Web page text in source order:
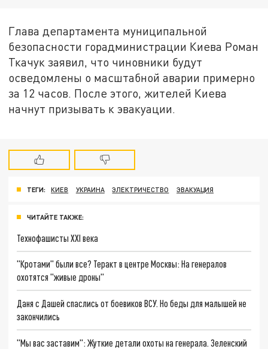
Глава департамента муниципальной
безопасности горадминистрации Киева Роман
Ткачук заявил, что чиновники будут
осведомлены о масштабной аварии примерно
за 12 часов. После этого, жителей Киева
начнут призывать к эвакуации.
ТЕГИ: КИЕВ УКРАИНА ЭЛЕКТРИЧЕСТВО ЭВАКУАЦИЯ
ЧИТАЙТЕ ТАКЖЕ:
Технофашисты XXI века
"Кротами" были все? Теракт в центре Москвы: На генералов
охотятся "живые дроны"
Даня с Дашей спаслись от боевиков ВСУ. Но беды для малышей не
закончились
"Мы вас заставим": Жуткие детали охоты на генерала. Зеленский